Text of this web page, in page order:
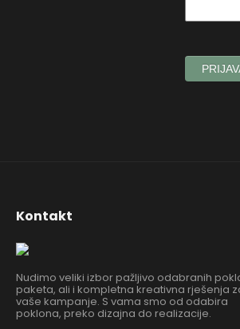
Kontakt
Nudimo veliki izbor pažljivo odabranih
paketa, ali i kompletna kreativna rješenja
vaše kampanje. S vama smo od odabira
poklona, preko dizajna do realizacije.